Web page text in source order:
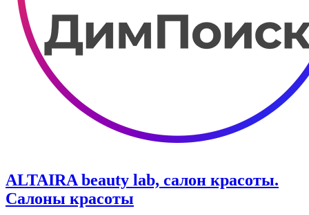
ALTAIRA beauty lab, салон красоты.
Салоны красоты